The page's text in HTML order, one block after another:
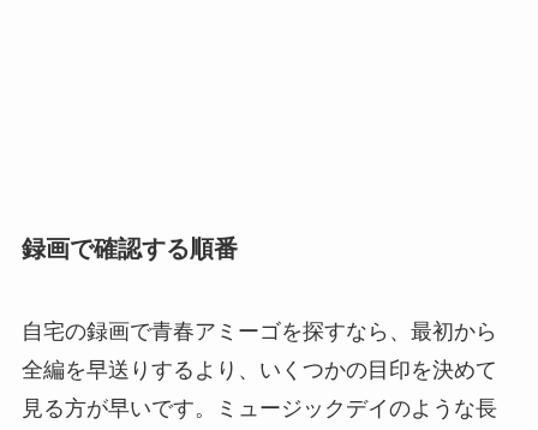
録画で確認する順番
自宅の録画で青春アミーゴを探すなら、最初から
全編を早送りするより、いくつかの目印を決めて
見る方が早いです。ミュージックデイのような長